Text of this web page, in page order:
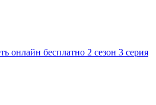
онлайн бесплатно 2 сезон 3 серия